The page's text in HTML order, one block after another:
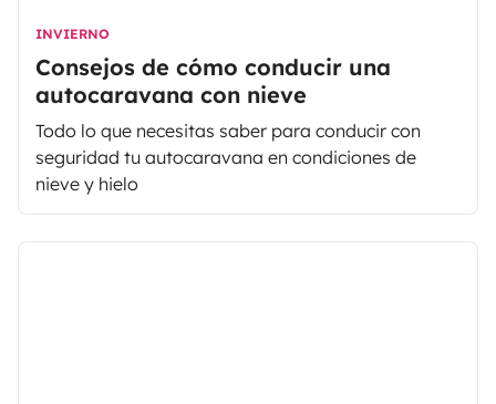
INVIERNO
Consejos de cómo conducir una
autocaravana con nieve
Todo lo que necesitas saber para conducir con
seguridad tu autocaravana en condiciones de
nieve y hielo